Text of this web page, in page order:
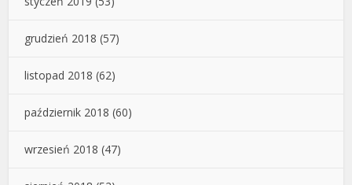
grudzień 2018 (57)
listopad 2018 (62)
październik 2018 (60)
wrzesień 2018 (47)